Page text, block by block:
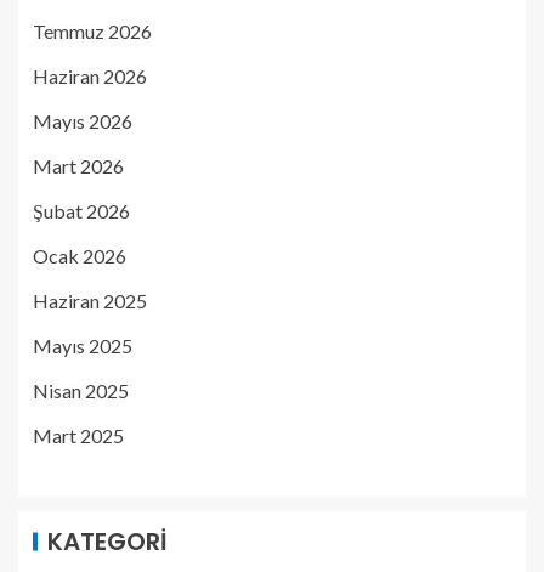
Temmuz 2026
Haziran 2026
Mayıs 2026
Mart 2026
Şubat 2026
Ocak 2026
Haziran 2025
Mayıs 2025
Nisan 2025
Mart 2025
KATEGORI